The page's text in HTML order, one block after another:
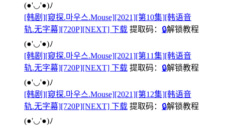
(●'◡'●)ﾉ
[韩剧][窥探.마우스.Mouse][2021][第10集][韩语音
轨.无字幕][720P][NEXT] 下载 提取码： 🔒解锁教程
(●'◡'●)ﾉ
[韩剧][窥探.마우스.Mouse][2021][第11集][韩语音
轨.无字幕][720P][NEXT] 下载 提取码： 🔒解锁教程
(●'◡'●)ﾉ
[韩剧][窥探.마우스.Mouse][2021][第12集][韩语音
轨.无字幕][720P][NEXT] 下载 提取码： 🔒解锁教程
(●'◡'●)ﾉ